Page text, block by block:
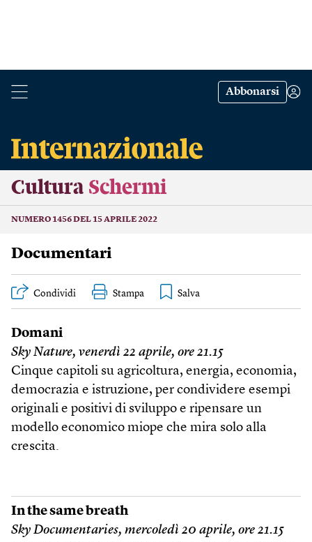
Abbonarsi
Cultura Schermi
NUMERO 1456 DEL 15 APRILE 2022
Documentari
Condividi Stampa
Domani
Sky Nature, venerdì 22 aprile, ore 21.15
Cinque capitoli su agricoltura, energia, economia,
democrazia e istruzione, per condividere esempi
originali e positivi di sviluppo e ripensare un
modello economico miope che mira solo alla
crescita.
In the same breath
Sky Documentaries, mercoledì 20 aprile, ore 21.15